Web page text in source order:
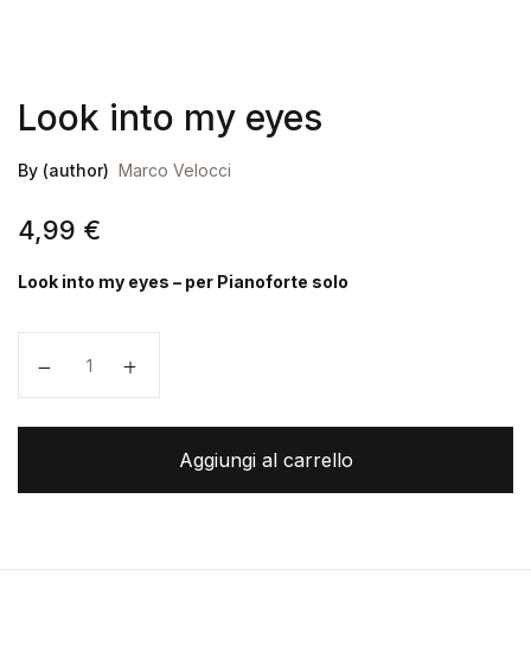
Look into my eyes
By (author) Marco Velocci
4,99 €
Look into my eyes – per Pianoforte solo
Aggiungi al carrello